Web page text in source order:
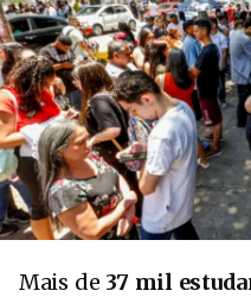
Mais de 37 mil